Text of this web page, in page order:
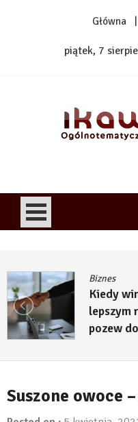
Główna
piątek, 7
Biznes
Kiedy
lepszym
pozew
Suszone owoce